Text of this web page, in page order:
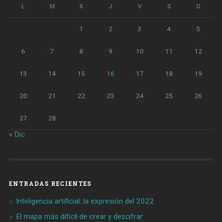
L M X J V S D
1 2 3 4 5
6 7 8 9 10 11 12
13 14 15 16 17 18 19
20 21 22 23 24 25 26
27 28
« Dic
ENTRADAS RECIENTES
Inteligencia artificial: la expresión del 2022
El mapa más difícil de crear y descifrar